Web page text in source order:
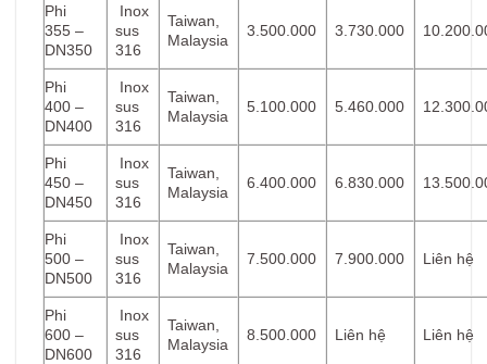
Phi
355 –
DN350
Inox
sus
316
Taiwan,
Malaysia
3.500.000 3.730.000
Phi
400 –
DN400
Inox
sus
316
Taiwan,
Malaysia
5.100.000 5.460.000
Phi
450 –
DN450
Inox
sus
316
Taiwan,
Malaysia
6.400.000 6.830.000
Phi
500 –
DN500
Inox
sus
316
Taiwan,
Malaysia
7.500.000 7.900.000 Liên hệ
Phi
600 –
DN600
Inox
sus
316
Taiwan,
Malaysia
8.500.000 Liên hệ Liên hệ